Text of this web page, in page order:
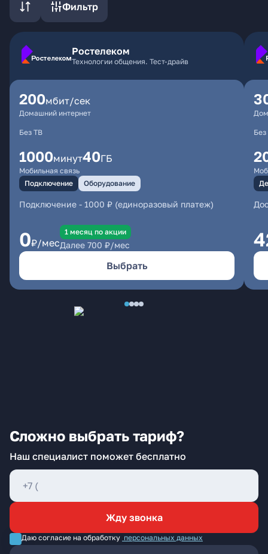
Фильтр
Ростелеком
Технологии общения. Тест-драйв
200мбит/сек
Домашний интернет
Без ТВ
1000минут40ГБ
Мобильная связь
Подключение
Оборудование
Подключение - 1000 ₽ (единоразовый платеж)
0₽/мес
1 месяц по акции
Далее 700 ₽/мес
Выбрать
Сложно выбрать тариф?
Наш специалист поможет бесплатно
Жду звонка
Даю согласие на обработку персональных данных